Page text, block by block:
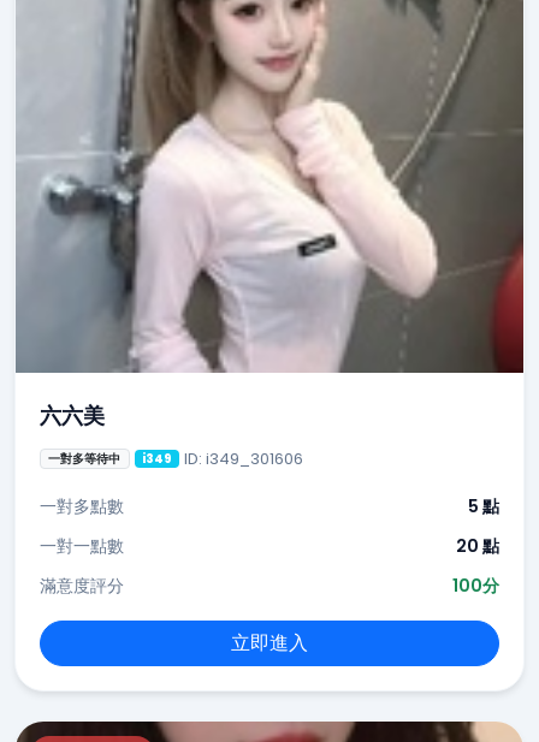
六六美
一對多等待中 i349 ID: i349_301606
一對多點數
5 點
一對一點數
20 點
滿意度評分
100分
立即進入